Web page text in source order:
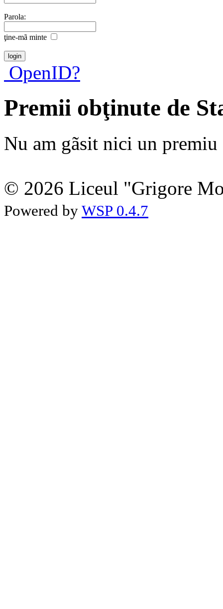
Parola:
ţine-mã minte
OpenID?
Premii obţinute de
Nu am gãsit nici un premiu
© 2026 Liceul "Grigore
Powered by WSP 0.4.7